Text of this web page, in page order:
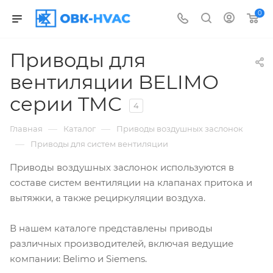
0
Приводы для
вентиляции BELIMO
серии TMC
4
Главная — Каталог — Приводы воздушных заслонок
— Приводы для систем вентиляции
Приводы воздушных заслонок используются в
составе систем вентиляции на клапанах притока и
вытяжки, а также рециркуляции воздуха.
В нашем каталоге представлены приводы
различных производителей, включая ведущие
компании: Belimo и Siemens.